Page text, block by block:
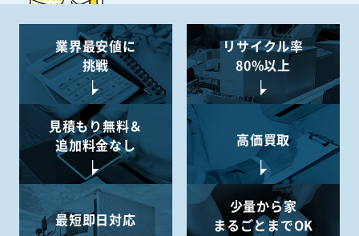
業界最安値に
挑戦
リサイクル率
80%以上
見積もり無料＆
追加料金なし
高価買取
最短即日対応
少量から家
まるごとまでOK